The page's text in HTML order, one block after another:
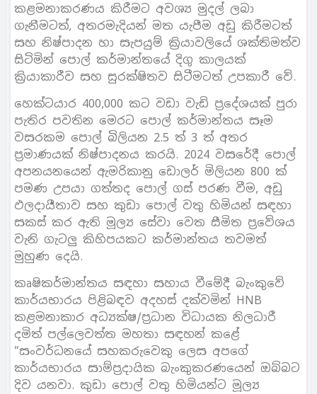
කළමනාකරණය කිරීමට අවශ්‍ය මුදල් ලබා
ගැනීමටත්, අතරමැදියන් මත යැපීම අඩු කිරීමටත්
සහ නිෂ්පාදන හා සැපයුම් ක්‍රියාවලියේ ශක්තිමත්ව
සිටිමින් පොල් කර්මාන්තයේ දිගු කාලයක්
ක්‍රියාකාරීව සහ සුරක්ෂිතව සිටීමටත් උපකාරී වේ.
හෙක්ටයාර 400,000 කට වඩා වැඩි ප්‍රදේශයක් පුරා
පැතිර පවතින මෙරට පොල් කර්මාන්තය සෑම
වසරකම පොල් බිලියන 2.5 ත් 3 ත් අතර
ප්‍රමාණයක් නිෂ්පාදනය කරයි. 2024 වසරේදී පොල්
අපනයනයෙන් ඇමරිකානු ඩොලර් මිලියන 800 ක්
පමණ උපයා ගත්තද පොල් ගස් පරණ වීම, අඩු
ඵලදායීතාව සහ කුඩා පොල් වතු හිමියන් සඳහා
සකස් කර ඇති මූල්‍ය සේවා වෙත සීමිත ප්‍රවේශය
වැනි ගැටලු කිහිපයකට කර්මාන්තය තවමත්
මුහුණ දෙයි.
කෘෂිකර්මාන්තය සඳහා සහාය වීමේදී බැංකුවේ
කාර්යභාරය පිළිබඳව අදහස් දක්වමින් HNB
කළමනාකාර අධ්‍යක්ෂ/ප්‍රධාන විධායක නිලධාරී
දමිත් පල්ලෙවත්ත මහතා සඳහන් කළේ
“සංවර්ධනයේ සහකරුවෙකු ලෙස අපගේ
කාර්යභාරය සාම්ප්‍රදායික බැංකුකරණයෙන් ඔබ්බට
දිව යනවා. කුඩා පොල් වතු හිමියන්ට මූල්‍ය